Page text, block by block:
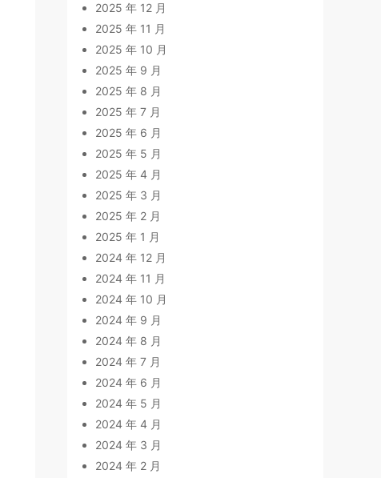
2025 年 12 月
2025 年 11 月
2025 年 10 月
2025 年 9 月
2025 年 8 月
2025 年 7 月
2025 年 6 月
2025 年 5 月
2025 年 4 月
2025 年 3 月
2025 年 2 月
2025 年 1 月
2024 年 12 月
2024 年 11 月
2024 年 10 月
2024 年 9 月
2024 年 8 月
2024 年 7 月
2024 年 6 月
2024 年 5 月
2024 年 4 月
2024 年 3 月
2024 年 2 月